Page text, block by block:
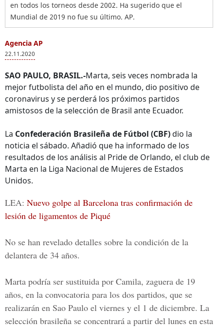
en todos los torneos desde 2002. Ha sugerido que el
Mundial de 2019 no fue su último. AP.
Agencia AP
22.11.2020
SAO PAULO, BRASIL.-Marta, seis veces nombrada la
mejor futbolista del año en el mundo, dio positivo de
coronavirus y se perderá los próximos partidos
amistosos de la selección de Brasil ante Ecuador.
La Confederación Brasileña de Fútbol (CBF)dio la
noticia el sábado. Añadió que ha informado de los
resultados de los análisis al Pride de Orlando, el club de
Marta en la Liga Nacional de Mujeres de Estados
Unidos.
LEA: Nuevo golpe al Barcelona tras confirmación de
lesión de ligamentos de Piqué
No se han revelado detalles sobre la condición de la
delantera de 34 años.
Marta podría ser sustituida por Camila, zaguera de 19
años, en la convocatoria para los dos partidos, que se
realizarán en Sao Paulo el viernes y el 1 de diciembre. La
selección brasileña se concentrará a partir del lunes en esta